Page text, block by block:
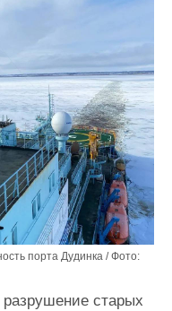
службы
порта Дудинка / Фото:
старых